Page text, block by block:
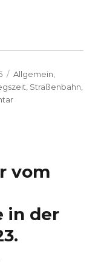
Kategorien
Allgemein,
, Straßenbahn,
zu
im
vom
in der